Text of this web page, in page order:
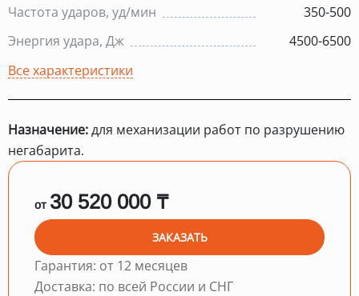
Частота ударов, уд/мин
350-500
Энергия удара, Дж
4500-6500
Все характеристики
Назначение:для механизации работ по разрушению
негабарита.
от 30 520 000 ₸
ЗАКАЗАТЬ
Гарантия: от 12 месяцев
Доставка: по всей России и СНГ